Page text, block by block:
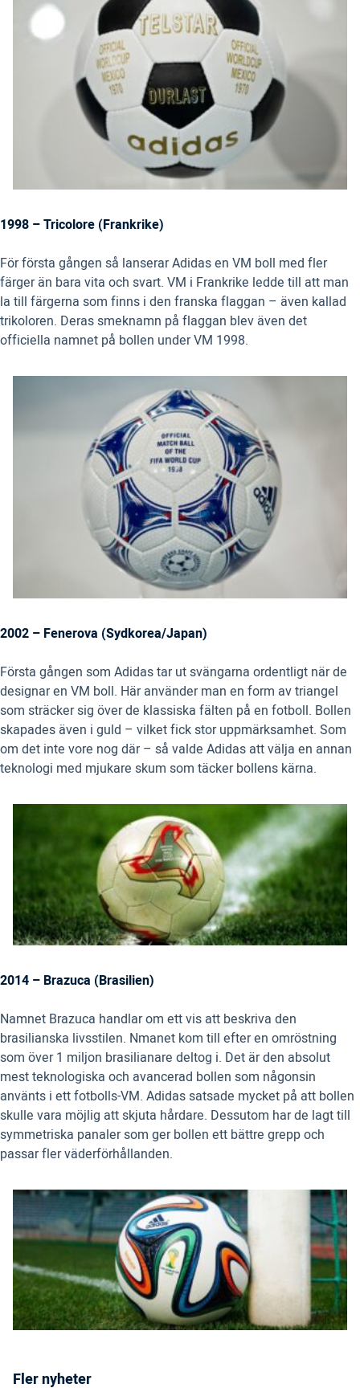
1998 – Tricolore (Frankrike)
För första gången så lanserar Adidas en VM boll med fler
färger än bara vita och svart. VM i Frankrike ledde till att man
la till färgerna som finns i den franska flaggan – även kallad
trikoloren. Deras smeknamn på flaggan blev även det
officiella namnet på bollen under VM 1998.
2002 – Fenerova (Sydkorea/Japan)
Första gången som Adidas tar ut svängarna ordentligt när de
designar en VM boll. Här använder man en form av triangel
som sträcker sig över de klassiska fälten på en fotboll. Bollen
skapades även i guld – vilket fick stor uppmärksamhet. Som
om det inte vore nog där – så valde Adidas att välja en annan
teknologi med mjukare skum som täcker bollens kärna.
2014 – Brazuca (Brasilien)
Namnet Brazuca handlar om ett vis att beskriva den
brasilianska livsstilen. Nmanet kom till efter en omröstning
som över 1 miljon brasilianare deltog i. Det är den absolut
mest teknologiska och avancerad bollen som någonsin
använts i ett fotbolls-VM. Adidas satsade mycket på att bollen
skulle vara möjlig att skjuta hårdare. Dessutom har de lagt till
symmetriska panaler som ger bollen ett bättre grepp och
passar fler väderförhållanden.
Fler nyheter